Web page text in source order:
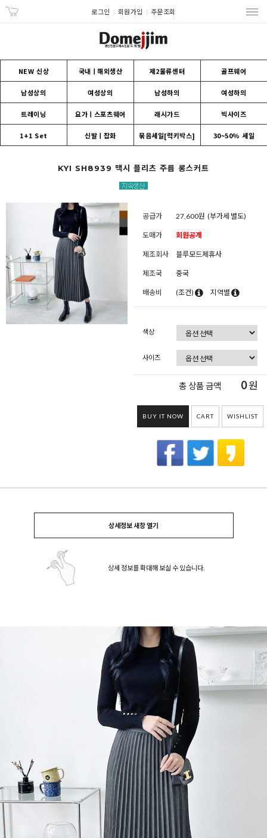
로그인 회원가입 주문조회
NEW 신상 국내ㅣ해외생산 제2물류센터 골프웨어
남성상의 여성상의 남성하의 여성하의
트레이닝 요가ㅣ스포츠웨어 래시가드 빅사이즈
1+1 Set 신발ㅣ잡화 묶음세일[럭키박스] 30~50% 세일
KYI SH8939 맥시 플리츠 주름 롱스커트
공급가 27,600원 (부가세 별도)
도매가 회원공개
제조회사 블루모드제휴사
제조국 중국
배송비 (조건) 지역별
색상
사이즈
총 상품 금액 0원
BUY IT NOW CART WISHLIST
상세정보 새창 열기
상세 정보를 확대해 보실 수 있습니다.